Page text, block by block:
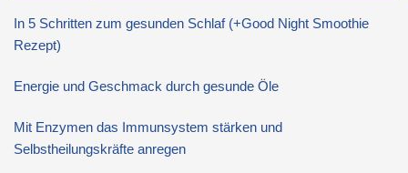
In 5 Schritten zum gesunden Schlaf (+Good Night Smoothie
Rezept)
Energie und Geschmack durch gesunde Öle
Mit Enzymen das Immunsystem stärken und
Selbstheilungskräfte anregen